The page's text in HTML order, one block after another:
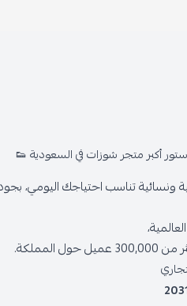
أكبر متجر شوزات في السعودية 👟
ونسائية تناسب احتياجك اليومي،
المملكة.